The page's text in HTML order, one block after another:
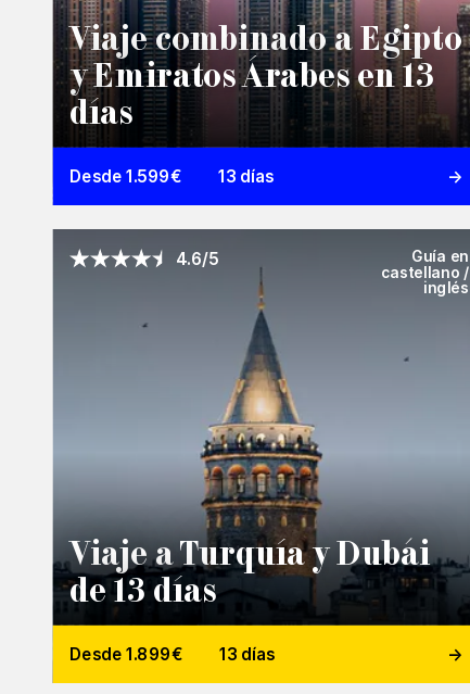
Viaje combinado a Egipto
y Emiratos Árabes en 13
días
Desde 1.599€ 13 días
4.6/5
Guía en
castellano /
inglés
Viaje a Turquía y Dubái
de 13 días
Desde 1.899€ 13 días